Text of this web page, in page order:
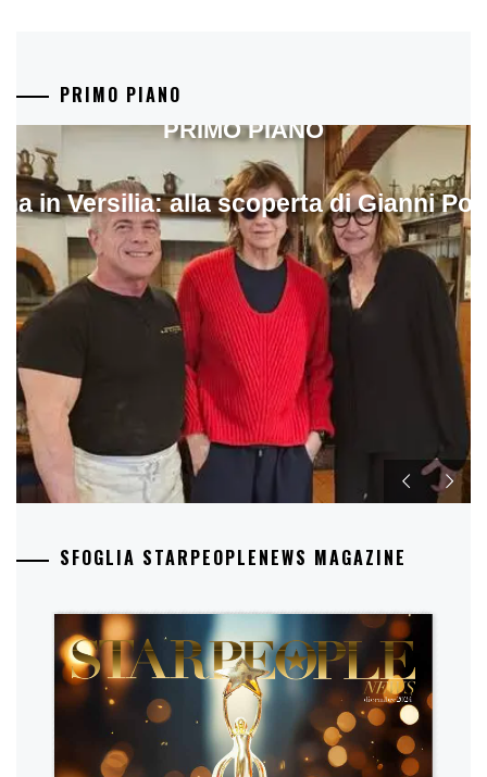
PRIMO PIANO
in Versilia: alla scoperta di Gianni
PRIMO PIANO
SFOGLIA STARPEOPLENEWS MAGAZINE